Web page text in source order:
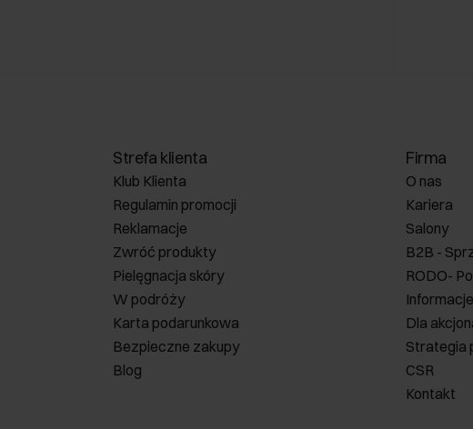
Strefa klienta
Klub Klienta
Regulamin promocji
Reklamacje
Zwróć produkty
Pielęgnacja skóry
W podróży
Karta podarunkowa
Bezpieczne zakupy
Blog
Firma
O nas
Kariera
Salony
B2B -
RODO-
Dla
Strategia
CSR
Kontakt